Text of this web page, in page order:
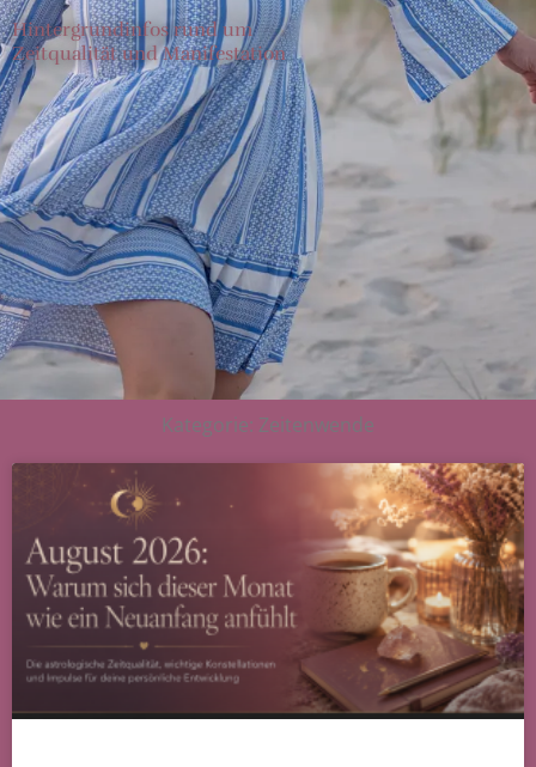
Hintergrundinfos rund um
Zeitqualität und Manifestation
Kategorie: Zeitenwende